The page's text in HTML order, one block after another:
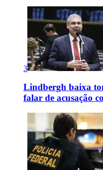
3
Lindbergh baixa
falar de acusação